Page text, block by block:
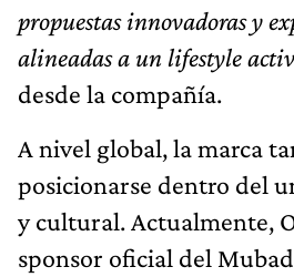
propuestas innovadoras y
alineadas a un lifestyle
desde la compañía.
A nivel global, la marca
posicionarse dentro del
y cultural. Actualmente,
sponsor oficial del